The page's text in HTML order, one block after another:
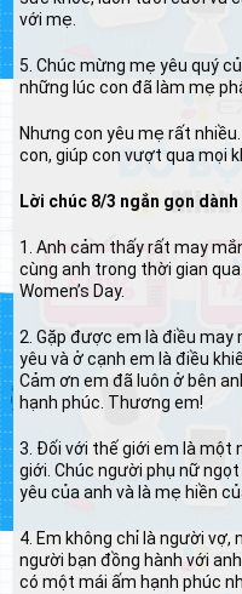
với mẹ.
5. Chúc mừng mẹ yêu quý
những lúc con đã làm mẹ
Nhưng con yêu mẹ rất
con, giúp con vượt qua mọi
Lời chúc 8/3 ngắn gọn dành
1. Anh cảm thấy rất may
cùng anh trong thời gian
Women’s Day.
2. Gặp được em là điều
yêu và ở cạnh em là điều
Cảm ơn em đã luôn ở bên
hạnh phúc. Thương em!
3. Đối với thế giới em là một
giới. Chúc người phụ nữ
yêu của anh và là mẹ hiền
4. Em không chỉ là người
người bạn đồng hành với
có một mái ấm hạnh phúc